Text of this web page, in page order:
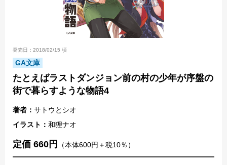
発売日：2018/02/15 頃
GA文庫
たとえばラストダンジョン前の村の少年が序盤の
街で暮らすような物語4
著者： サトウとシオ
イラスト： 和狸ナオ
定価 660円 （本体600円＋税10％）